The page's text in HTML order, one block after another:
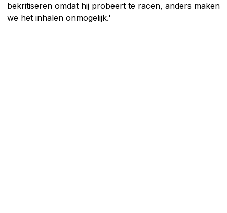
bekritiseren omdat hij probeert te racen, anders maken
we het inhalen onmogelijk.'